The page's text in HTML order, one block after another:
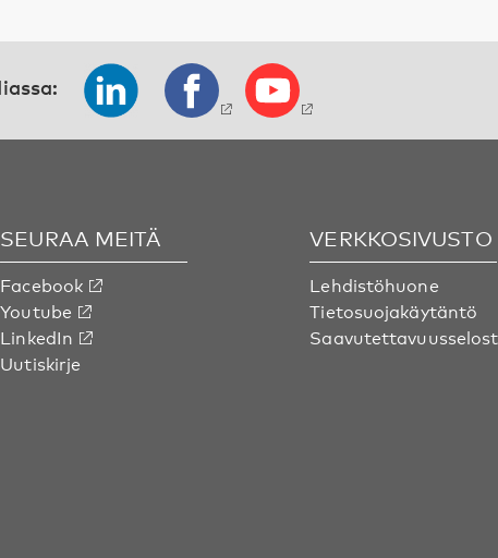
SEURAA MEITÄ
Facebook
Youtube
LinkedIn
Uutiskirje
VERKKOSIVUSTO
Lehdistöhuone
Tietosuojakäytäntö